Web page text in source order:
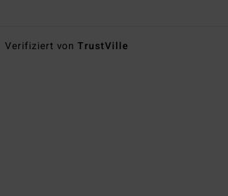
Verifiziert vonTrustVille